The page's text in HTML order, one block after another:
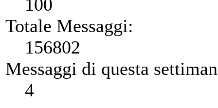
100
Totale Messaggi:
156802
Messaggi di questa
4